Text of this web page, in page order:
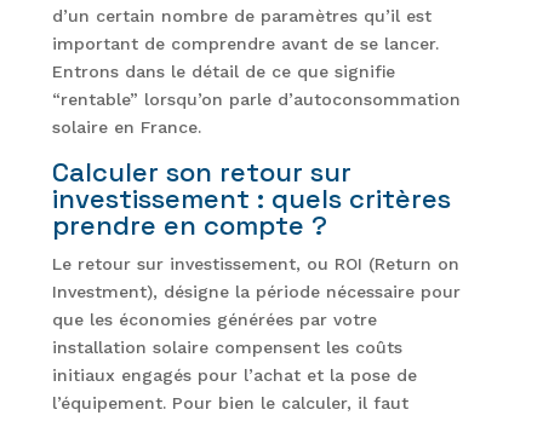
d’un certain nombre de paramètres qu’il est
important de comprendre avant de se lancer.
Entrons dans le détail de ce que signifie
“rentable” lorsqu’on parle d’autoconsommation
solaire en France.
Calculer son retour sur
investissement : quels critères
prendre en compte ?
Le retour sur investissement, ou ROI (Return on
Investment), désigne la période nécessaire pour
que les économies générées par votre
installation solaire compensent les coûts
initiaux engagés pour l’achat et la pose de
l’équipement. Pour bien le calculer, il faut